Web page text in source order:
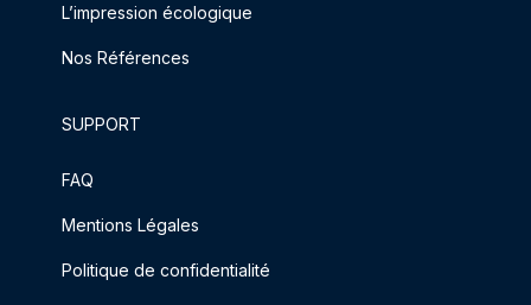
L’impression écologique
Nos Références
SUPPORT
FAQ
Mentions Légales
Politique de confidentialité